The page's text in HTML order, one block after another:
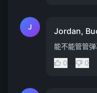
J Jordan,
能不能管管
0
0